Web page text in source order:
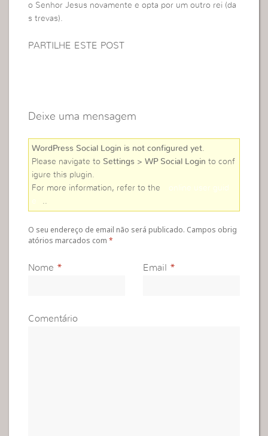
o Senhor Jesus novamente e opta por um outro rei (da
s trevas).
PARTILHE ESTE POST
Deixe uma mensagem
WordPress Social Login is not configured yet.
Please navigate to Settings > WP Social Login to conf
igure this plugin.
For more information, refer to the
online user guid
e
..
O seu endereço de email não será publicado. Campos obrig
atórios marcados com*
Nome * Email *
Comentário